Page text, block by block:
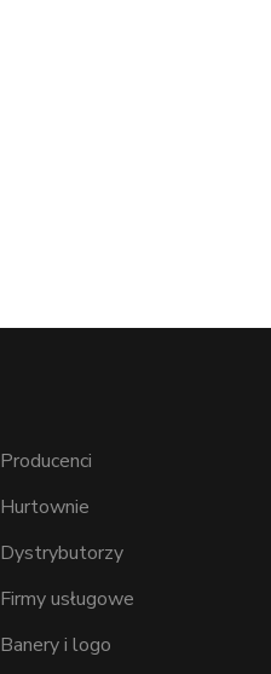
Producenci
Hurtownie
Dystrybutorzy
Firmy usługowe
Banery i logo